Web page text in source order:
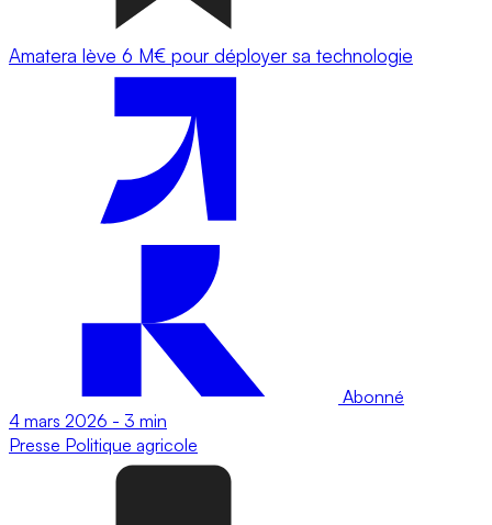
Amatera lève 6 M€ pour déployer sa technologie
Abonné
4 mars 2026 - 3 min
Presse Politique agricole